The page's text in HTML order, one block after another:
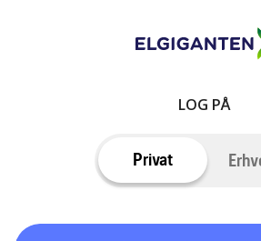
LOG PÅ
Privat